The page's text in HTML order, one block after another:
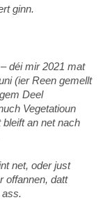
ginn.
déi mir 2021 mat
(ier Reen gemellt
Deel
Vegetatioun
an net nach
net, oder just
offannen, datt
ass.